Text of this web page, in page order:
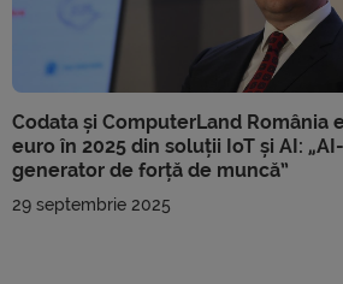
Codata și ComputerLand România
euro în 2025 din soluții IoT și AI:
generator de forță de muncă”
29 septembrie 2025